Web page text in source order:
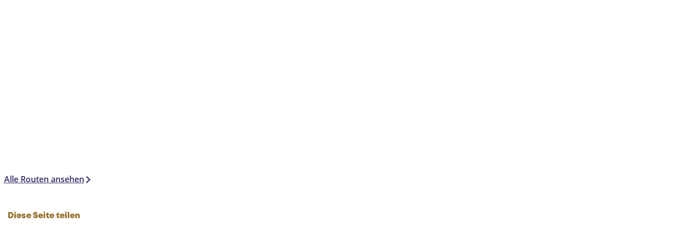
Alle Routen ansehen
Diese Seite teilen